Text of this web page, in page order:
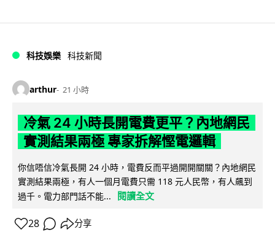
科技娛樂 科技新聞
arthur 21 小時
冷氣 24 小時長開電費更平？內地網民
實測結果兩極 專家拆解慳電邏輯
你信唔信冷氣長開 24 小時，電費反而平過開開關關？內地網民
實測結果兩極，有人一個月電費只需 118 元人民幣，有人飆到
過千。電力部門話不能...
閱讀全文
28 分享